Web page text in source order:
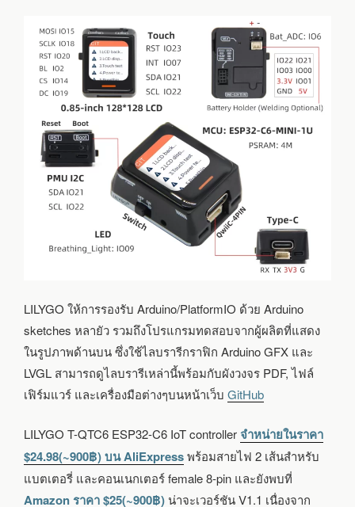
LILYGO ให้การรองรับ Arduino/PlatformIO ด้วย Arduino
sketches หลายัว รวมถึงโปรแกรมทดสอบจากผู้ผลิตที่แสดง
ในรูปภาพด้านบน ซึ่งใช้ไลบรารีกราฟิก Arduino GFX และ
LVGL สามารถดูไลบรารีเหล่านี้พร้อมกับผังวงจร PDF, ไฟล์
เฟิร์มแวร์ และเครื่องมือต่างๆบนหน้าเว็บ GitHub
LILYGO T-QTC6 ESP32-C6 IoT controllerจำหน่ายในราคา
$24.98(~900฿) บน AliExpressพร้อมสายไฟ 2 เส้นสำหรับ
แบตเตอรี่ และคอนเนกเตอร์ female 8-pin และยังพบที่
Amazon ราคา $25(~900฿)น่าจะเวอร์ชัน V1.1 เนื่องจาก